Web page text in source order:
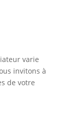
varie
invitons à
de votre